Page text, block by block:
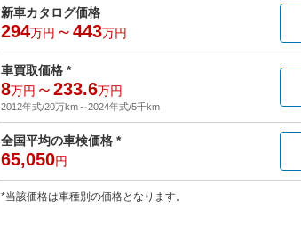
新車カタログ価格
294万円 ～443万円
車買取価格 *
8万円 ～233.6万円
2012年式/20万km～2024年式/5千km
全国平均の車検価格 *
65,050円
*当該価格は車種別の価格となります。